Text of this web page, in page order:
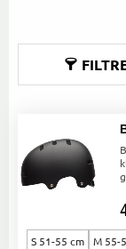
S 51-55 cm M 55-